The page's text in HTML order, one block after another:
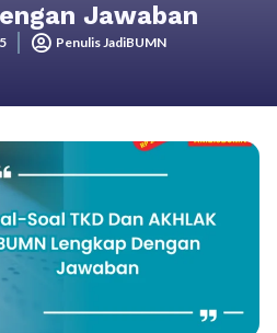
Jawaban
Penulis JadiBUMN